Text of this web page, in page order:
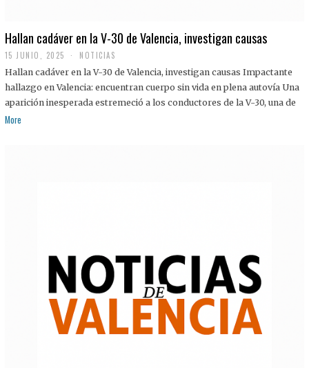
Hallan cadáver en la V-30 de Valencia, investigan causas
15 JUNIO, 2025 NOTICIAS
Hallan cadáver en la V-30 de Valencia, investigan causas Impactante
hallazgo en Valencia: encuentran cuerpo sin vida en plena autovía Una
aparición inesperada estremeció a los conductores de la V-30, una de
More